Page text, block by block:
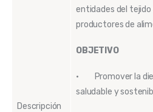
Descripción
entidades del
productores de
OBJETIVO
• Promover la
saludable y